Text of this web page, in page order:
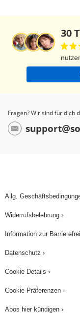
30
Fragen? Wir sind für dich
Allg.
Widerrufsbelehrung ›
Information zur
Datenschutz ›
Cookie Details ›
Cookie Präferenzen ›
Abos hier kündigen ›